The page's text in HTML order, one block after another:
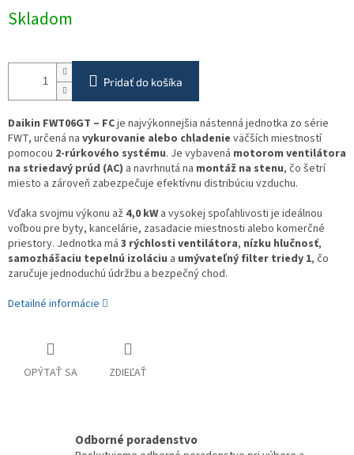
cena:
Skladom
Pridať do košíka
Daikin FWT06GT – FCje najvýkonnejšia nástenná jednotka zo série
FWT, určená na vykurovanie alebo chladenie väčších miestností
pomocou 2-rúrkového systému. Je vybavená motorom ventilátora
na striedavý prúd (AC) a navrhnutá na montáž na stenu, čo šetrí
miesto a zároveň zabezpečuje efektívnu distribúciu vzduchu.
Vďaka svojmu výkonu až 4,0 kW a vysokej spoľahlivosti je ideálnou
voľbou pre byty, kancelárie, zasadacie miestnosti alebo komerčné
priestory. Jednotka má 3 rýchlosti ventilátora, nízku hlučnosť,
samozhášaciu tepelnú izoláciu a umývateľný filter triedy 1, čo
zaručuje jednoduchú údržbu a bezpečný chod.
Detailné informácie
OPÝTAŤ SA ZDIEĽAŤ
Odborné poradenstvo